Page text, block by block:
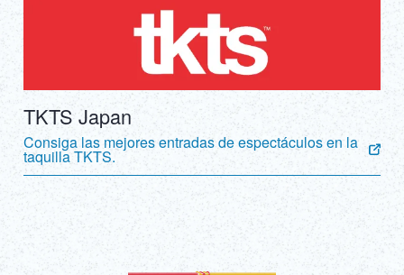
TKTS Japan
Consiga las mejores entradas de espectáculos en la
taquilla TKTS.